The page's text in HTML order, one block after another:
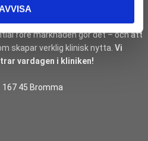
AVVISA
strategisk innovationspartner för
före marknaden gör det – och att
skapar verklig klinisk nytta. Vi
vardagen i kliniken!
45 Bromma